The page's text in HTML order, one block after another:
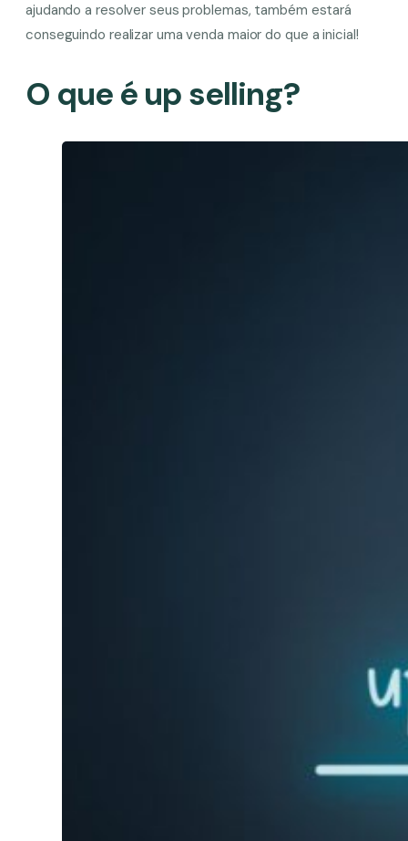
ajudando a resolver seus problemas, também estará
conseguindo realizar uma venda maior do que a inicial!
O que é up selling?